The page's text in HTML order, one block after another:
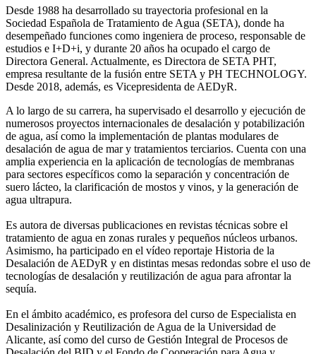
Desde 1988 ha desarrollado su trayectoria profesional en la
Sociedad Española de Tratamiento de Agua (SETA), donde ha
desempeñado funciones como ingeniera de proceso, responsable de
estudios e I+D+i, y durante 20 años ha ocupado el cargo de
Directora General. Actualmente, es Directora de SETA PHT,
empresa resultante de la fusión entre SETA y PH TECHNOLOGY.
Desde 2018, además, es Vicepresidenta de AEDyR.
A lo largo de su carrera, ha supervisado el desarrollo y ejecución de
numerosos proyectos internacionales de desalación y potabilización
de agua, así como la implementación de plantas modulares de
desalación de agua de mar y tratamientos terciarios. Cuenta con una
amplia experiencia en la aplicación de tecnologías de membranas
para sectores específicos como la separación y concentración de
suero lácteo, la clarificación de mostos y vinos, y la generación de
agua ultrapura.
Es autora de diversas publicaciones en revistas técnicas sobre el
tratamiento de agua en zonas rurales y pequeños núcleos urbanos.
Asimismo, ha participado en el vídeo reportaje Historia de la
Desalación de AEDyR y en distintas mesas redondas sobre el uso de
tecnologías de desalación y reutilización de agua para afrontar la
sequía.
En el ámbito académico, es profesora del curso de Especialista en
Desalinización y Reutilización de Agua de la Universidad de
Alicante, así como del curso de Gestión Integral de Procesos de